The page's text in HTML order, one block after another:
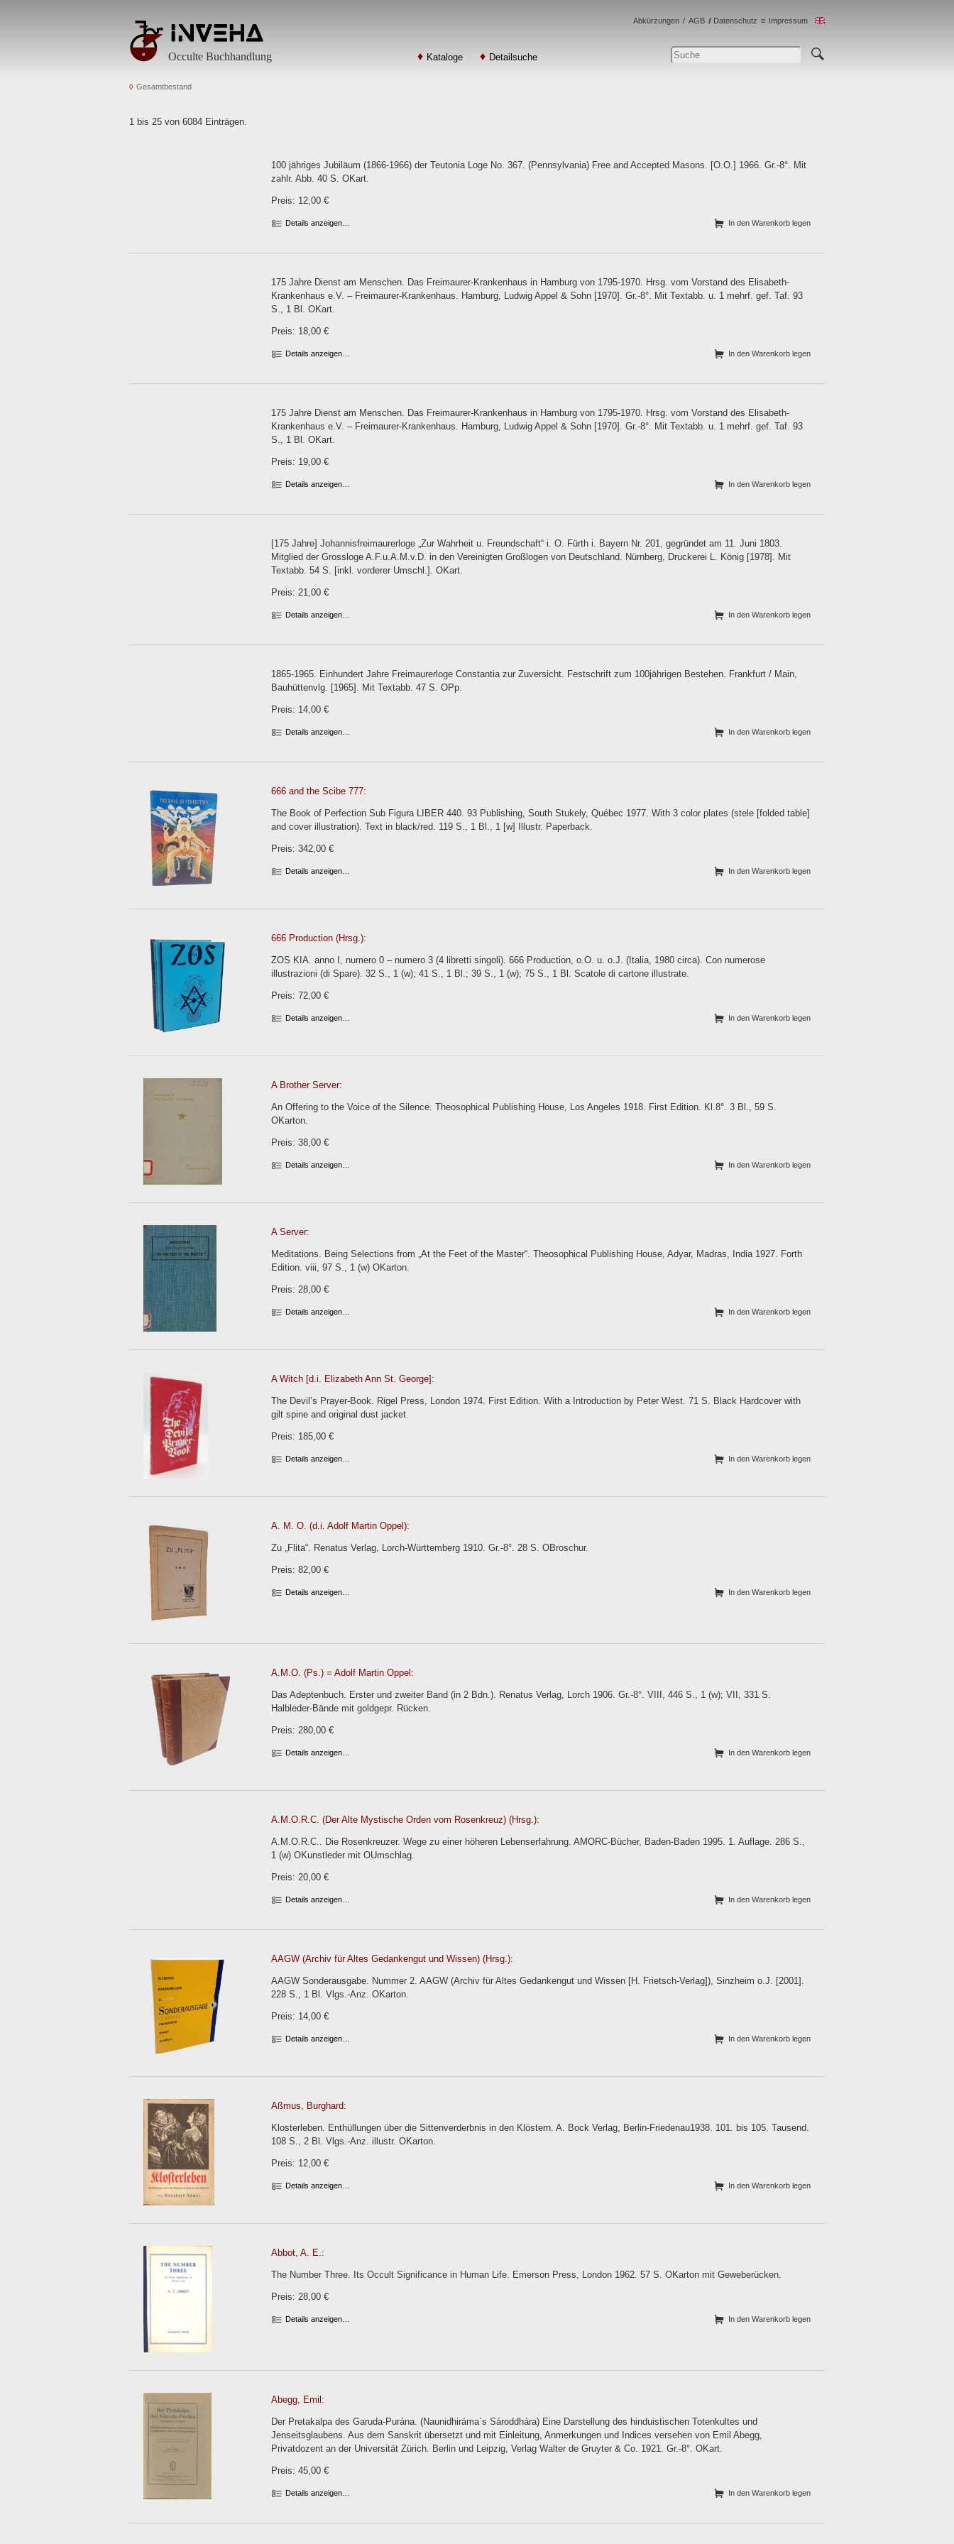
Occulte Buchhandlung Kataloge Detailsuche
Abkürzungen AGB Datenschutz Impressum
Gesamtbestand
1 bis 25 von 6084 Einträgen.
100 jähriges Jubiläum (1866-1966) der Teutonia Loge No. 367. (Pennsylvania) Free and Accepted Masons. [O.O.] 1966. Gr.-8°. Mit
zahlr. Abb. 40 S. OKart.
Preis: 12,00 €
Details anzeigen… In den Warenkorb legen
175 Jahre Dienst am Menschen. Das Freimaurer-Krankenhaus in Hamburg von 1795-1970. Hrsg. vom Vorstand des Elisabeth-
Krankenhaus e.V. – Freimaurer-Krankenhaus. Hamburg, Ludwig Appel & Sohn [1970]. Gr.-8°. Mit Textabb. u. 1 mehrf. gef. Taf. 93
S., 1 Bl. OKart.
Preis: 18,00 €
Details anzeigen… In den Warenkorb legen
175 Jahre Dienst am Menschen. Das Freimaurer-Krankenhaus in Hamburg von 1795-1970. Hrsg. vom Vorstand des Elisabeth-
Krankenhaus e.V. – Freimaurer-Krankenhaus. Hamburg, Ludwig Appel & Sohn [1970]. Gr.-8°. Mit Textabb. u. 1 mehrf. gef. Taf. 93
S., 1 Bl. OKart.
Preis: 19,00 €
Details anzeigen… In den Warenkorb legen
[175 Jahre] Johannisfreimaurerloge „Zur Wahrheit u. Freundschaft“ i. O. Fürth i. Bayern Nr. 201, gegründet am 11. Juni 1803.
Mitglied der Grossloge A.F.u.A.M.v.D. in den Vereinigten Großlogen von Deutschland. Nürnberg, Druckerei L. König [1978]. Mit
Textabb. 54 S. [inkl. vorderer Umschl.]. OKart.
Preis: 21,00 €
Details anzeigen… In den Warenkorb legen
1865-1965. Einhundert Jahre Freimaurerloge Constantia zur Zuversicht. Festschrift zum 100jährigen Bestehen. Frankfurt / Main,
Bauhüttenvlg. [1965]. Mit Textabb. 47 S. OPp.
Preis: 14,00 €
Details anzeigen… In den Warenkorb legen
666 and the Scibe 777:
The Book of Perfection Sub Figura LIBER 440. 93 Publishing, South Stukely, Québec 1977. With 3 color plates (stele [folded table]
and cover illustration). Text in black/red. 119 S., 1 Bl., 1 [w] Illustr. Paperback.
Preis: 342,00 €
Details anzeigen… In den Warenkorb legen
666 Production (Hrsg.):
ZOS KIA. anno I, numero 0 – numero 3 (4 libretti singoli). 666 Production, o.O. u. o.J. (Italia, 1980 circa). Con numerose
illustrazioni (di Spare). 32 S., 1 (w); 41 S., 1 Bl.; 39 S., 1 (w); 75 S., 1 Bl. Scatole di cartone illustrate.
Preis: 72,00 €
Details anzeigen… In den Warenkorb legen
A Brother Server:
An Offering to the Voice of the Silence. Theosophical Publishing House, Los Angeles 1918. First Edition. Kl.8°. 3 Bl., 59 S.
OKarton.
Preis: 38,00 €
Details anzeigen… In den Warenkorb legen
A Server:
Meditations. Being Selections from „At the Feet of the Master“. Theosophical Publishing House, Adyar, Madras, India 1927. Forth
Edition. viii, 97 S., 1 (w) OKarton.
Preis: 28,00 €
Details anzeigen… In den Warenkorb legen
A Witch [d.i. Elizabeth Ann St. George]:
The Devil’s Prayer-Book. Rigel Press, London 1974. First Edition. With a Introduction by Peter West. 71 S. Black Hardcover with
gilt spine and original dust jacket.
Preis: 185,00 €
Details anzeigen… In den Warenkorb legen
A. M. O. (d.i. Adolf Martin Oppel):
Zu „Flita“. Renatus Verlag, Lorch-Württemberg 1910. Gr.-8°. 28 S. OBroschur.
Preis: 82,00 €
Details anzeigen… In den Warenkorb legen
A.M.O. (Ps.) = Adolf Martin Oppel:
Das Adeptenbuch. Erster und zweiter Band (in 2 Bdn.). Renatus Verlag, Lorch 1906. Gr.-8°. VIII, 446 S., 1 (w); VII, 331 S.
Halbleder-Bände mit goldgepr. Rücken.
Preis: 280,00 €
Details anzeigen… In den Warenkorb legen
A.M.O.R.C. (Der Alte Mystische Orden vom Rosenkreuz) (Hrsg.):
A.M.O.R.C.. Die Rosenkreuzer. Wege zu einer höheren Lebenserfahrung. AMORC-Bücher, Baden-Baden 1995. 1. Auflage. 286 S.,
1 (w) OKunstleder mit OUmschlag.
Preis: 20,00 €
Details anzeigen… In den Warenkorb legen
AAGW (Archiv für Altes Gedankengut und Wissen) (Hrsg.):
AAGW Sonderausgabe. Nummer 2. AAGW (Archiv für Altes Gedankengut und Wissen [H. Frietsch-Verlag]), Sinzheim o.J. [2001].
228 S., 1 Bl. Vlgs.-Anz. OKarton.
Preis: 14,00 €
Details anzeigen… In den Warenkorb legen
Aßmus, Burghard:
Klosterleben. Enthüllungen über die Sittenverderbnis in den Klöstern. A. Bock Verlag, Berlin-Friedenau1938. 101. bis 105. Tausend.
108 S., 2 Bl. Vlgs.-Anz. illustr. OKarton.
Preis: 12,00 €
Details anzeigen… In den Warenkorb legen
Abbot, A. E.:
The Number Three. Its Occult Significance in Human Life. Emerson Press, London 1962. 57 S. OKarton mit Geweberücken.
Preis: 28,00 €
Details anzeigen… In den Warenkorb legen
Abegg, Emil:
Der Pretakalpa des Garuda-Purána. (Naunidhiráma`s Sároddhára) Eine Darstellung des hinduistischen Totenkultes und
Jenseitsglaubens. Aus dem Sanskrit übersetzt und mit Einleitung, Anmerkungen und Indices versehen von Emil Abegg,
Privatdozent an der Universität Zürich. Berlin und Leipzig, Verlag Walter de Gruyter & Co. 1921. Gr.-8°. OKart.
Preis: 45,00 €
Details anzeigen… In den Warenkorb legen